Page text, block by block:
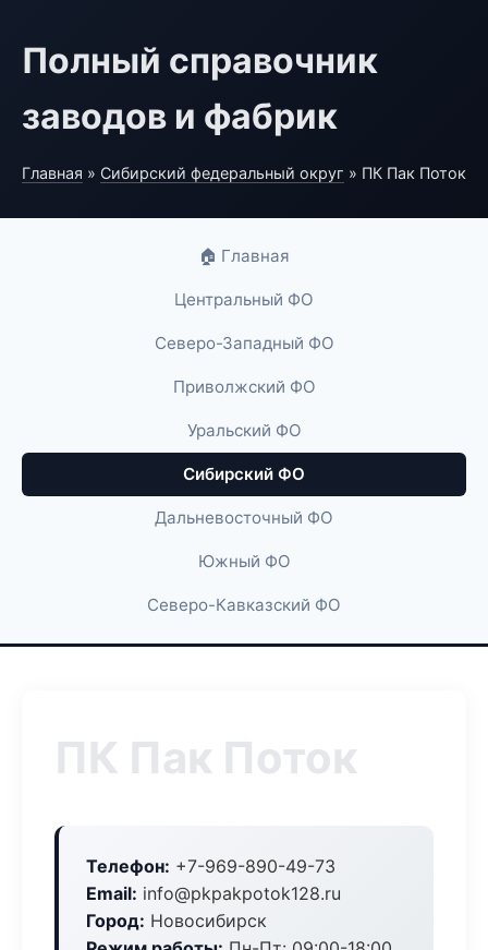
Полный справочник
заводов и фабрик
Главная » Сибирский федеральный округ » ПК Пак Поток
🏠 Главная
Центральный ФО
Северо-Западный ФО
Приволжский ФО
Уральский ФО
Сибирский ФО
Дальневосточный ФО
Южный ФО
Северо-Кавказский ФО
ПК Пак Поток
Телефон: +7-969-890-49-73
Email: info@pkpakpotok128.ru
Город: Новосибирск